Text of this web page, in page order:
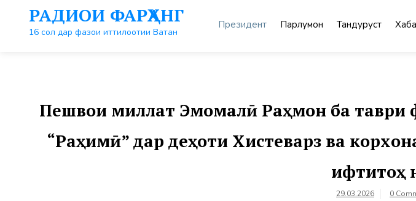
контенту
РАДИОИ ФАРҲАНГ
16 сол дар фазои иттилоотии Ватан
Президент Парлумон Тандурустӣ
Пешвои миллат Эмомалӣ Раҳмон ба таври
“Раҳимӣ” дар деҳоти Хистеварз ва
ифтитоҳ
29.03.2026 0